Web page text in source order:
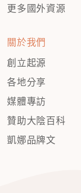
更多國外資源
關於我們
創立起源
各地分享
媒體專訪
贊助大陰百科
凱娜品牌文